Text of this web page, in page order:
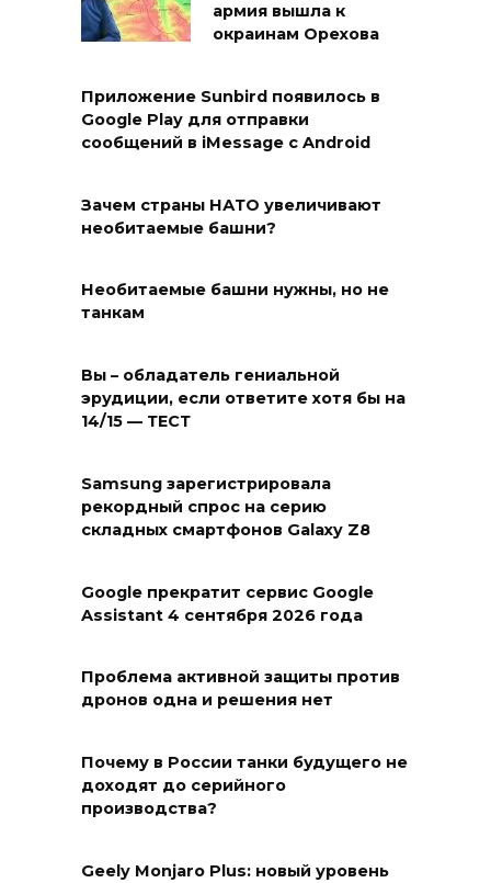
армия вышла к
окраинам Орехова
Приложение Sunbird появилось в
Google Play для отправки
сообщений в iMessage с Android
Зачем страны НАТО увеличивают
необитаемые башни?
Необитаемые башни нужны, но не
танкам
Вы – обладатель гениальной
эрудиции, если ответите хотя бы на
14/15 — ТЕСТ
Samsung зарегистрировала
рекордный спрос на серию
складных смартфонов Galaxy Z8
Google прекратит сервис Google
Assistant 4 сентября 2026 года
Проблема активной защиты против
дронов одна и решения нет
Почему в России танки будущего не
доходят до серийного
производства?
Geely Monjaro Plus: новый уровень